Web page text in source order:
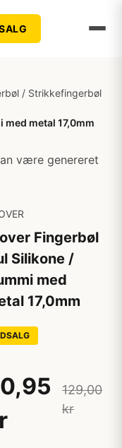
/ Strikkefingerbøl
metal 17,0mm
være genereret
Fingerbøl
Silikone /
med
17,0mm
129,00
kr